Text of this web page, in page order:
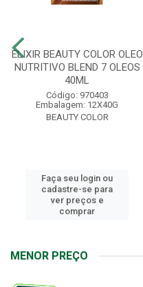
ELIXIR BEAUTY COLOR OLEO
NUTRITIVO BLEND 7 OLEOS
40ML
Código: 970403
Embalagem: 12X40G
BEAUTY COLOR
Faça seu login ou
cadastre-se para
ver preços e
comprar
MENOR PREÇO